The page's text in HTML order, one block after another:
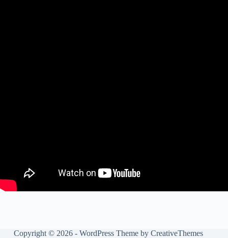
Copyright © 2026 - WordPress Theme by CreativeThemes